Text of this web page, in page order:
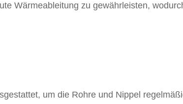
Wärmeableitung zu gewährleisten,
um die Rohre und Nippel